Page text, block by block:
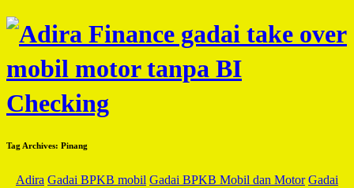
Tag Archives: Pinang
Adira Gadai BPKB mobil Gadai BPKB Mobil dan Motor Gadai